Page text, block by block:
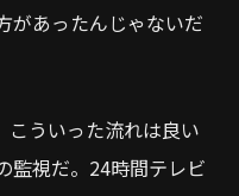
があったんじゃないだ
こういった流れは良い
監視だ。24時間テレビ